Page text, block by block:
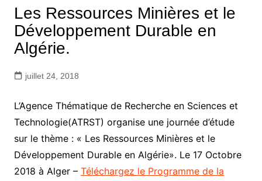
Les Ressources Minières et le
Développement Durable en
Algérie.
juillet 24, 2018
L’Agence Thématique de Recherche en Sciences et
Technologie(ATRST) organise une journée d’étude
sur le thème : « Les Ressources Minières et le
Développement Durable en Algérie». Le 17 Octobre
2018 à Alger – Téléchargez le Programme de la